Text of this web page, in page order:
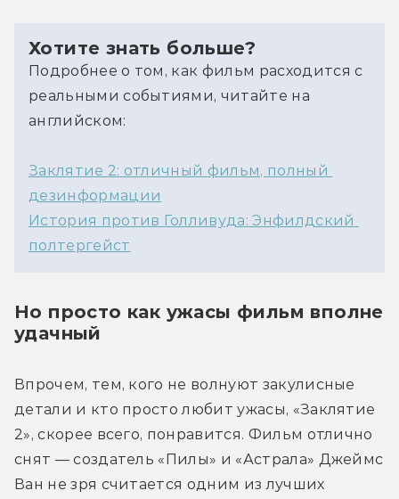
Хотите знать больше?
Подробнее о том, как фильм расходится с
реальными событиями, читайте на
английском:
Заклятие 2: отличный фильм, полный
дезинформации
История против Голливуда: Энфилдский
полтергейст
Но просто как ужасы фильм вполне
удачный
Впрочем, тем, кого не волнуют закулисные
детали и кто просто любит ужасы, «Заклятие
2», скорее всего, понравится. Фильм отлично
снят — создатель «Пилы» и «Астрала» Джеймс
Ван не зря считается одним из лучших